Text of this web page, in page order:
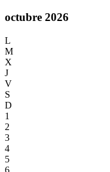
octubre 2026
L
M
X
J
V
S
D
1
2
3
4
5
6